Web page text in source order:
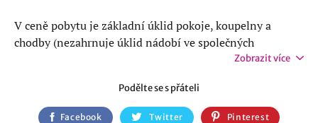
V ceně pobytu je základní úklid pokoje, koupelny a
chodby (nezahrnuje úklid nádobí ve společných
kuchyňkách a nádobí a kuchyní ve studiu a apartmánu).
restauraci F-bar a Sanssoucci, na půjčovnu lyžařského
vybavení, lyžařskou školu a aktivity K+K.
Zobrazit více
Podělte se s přáteli
Facebook Twitter Pinterest